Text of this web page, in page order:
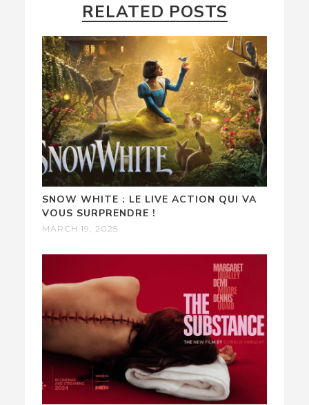
RELATED POSTS
SNOW WHITE : LE LIVE ACTION QUI VA
VOUS SURPRENDRE !
MARCH 19, 2025